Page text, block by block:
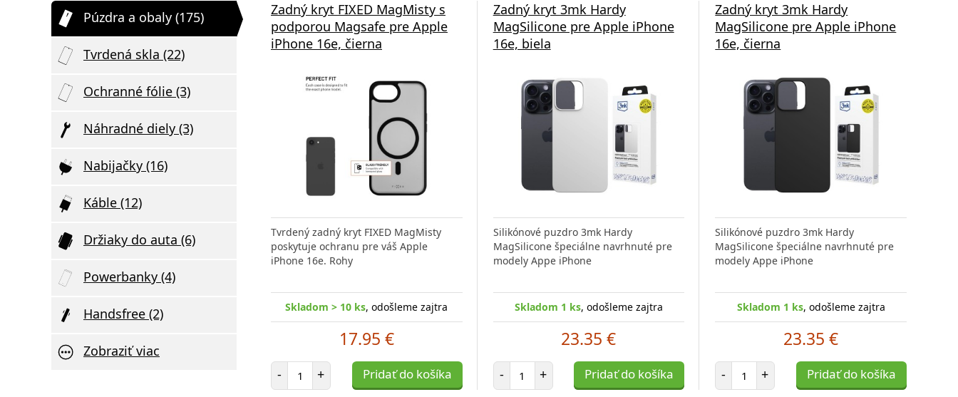
Púzdra a obaly (175)
Tvrdená skla (22)
Ochranné fólie (3)
Náhradné diely (3)
Nabijačky (16)
Káble (12)
Držiaky do auta (6)
Powerbanky (4)
Handsfree (2)
Zobraziť viac
Zadný kryt FIXED MagMisty s
podporou Magsafe pre Apple
iPhone 16e, čierna
Tvrdený zadný kryt FIXED MagMisty
poskytuje ochranu pre váš Apple
iPhone 16e. Rohy
Skladom > 10 ks, odošleme zajtra
17.95 €
- Počet položiek
+ Pridať do košíka
Zadný kryt 3mk Hardy
MagSilicone pre Apple iPhone
16e, biela
Silikónové puzdro 3mk Hardy
MagSilicone špeciálne navrhnuté pre
modely Appe iPhone
Skladom 1 ks, odošleme zajtra
23.35 €
- Počet položiek
+ Pridať do košíka
Zadný kryt 3mk Hardy
MagSilicone pre Apple iPhone
16e, čierna
Silikónové puzdro 3mk Hardy
MagSilicone špeciálne navrhnuté pre
modely Appe iPhone
Skladom 1 ks, odošleme zajtra
23.35 €
- Počet položiek
+ Pridať do košíka
Bezdrôtová nabíjačka Swissten
2v1 čierna
Elegantný Dizajn a Maximálny Výkon
Ultratenká Bezdrôtová Nabíjačka
SWISSTEN 2v1 Hľadáte
Skladom > 10 ks , odošleme zajtra